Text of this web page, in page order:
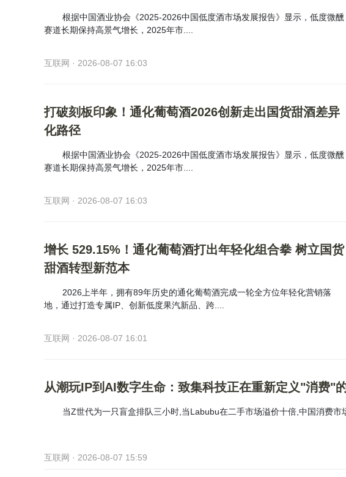
根据中国酒业协会《2025-2026中国低度酒市场发展报告》显示，低度微醺
赛道长期保持高景气增长，2025年市....
互联网 · 2026-08-07 16:03
打破刻板印象！通化葡萄酒2026创新走出国货甜酒差异
化路径
根据中国酒业协会《2025-2026中国低度酒市场发展报告》显示，低度微醺
赛道长期保持高景气增长，2025年市....
互联网 · 2026-08-07 16:03
增长 529.15%！通化葡萄酒打出年轻化组合拳 树立国货
甜酒转型新范本
2026上半年，拥有89年历史的通化葡萄酒完成一轮全方位年轻化营销落
地，通过打造专属IP、创新低度果汽新品、跨....
互联网 · 2026-08-07 16:01
从潮玩IP到AI数字生命：致集科技正在重新定义"消费"
当Z世代为一只盲盒排队三小时,当Labubu在二手市场溢价十倍,中国消费市
互联网 · 2026-08-07 15:59